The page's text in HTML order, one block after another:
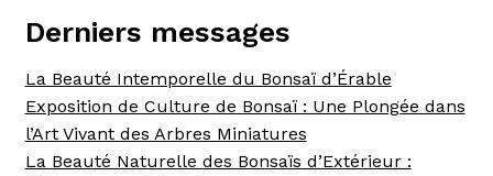
Derniers messages
La Beauté Intemporelle du Bonsaï d’Érable
Exposition de Culture de Bonsaï : Une Plongée dans
l’Art Vivant des Arbres Miniatures
La Beauté Naturelle des Bonsaïs d’Extérieur :